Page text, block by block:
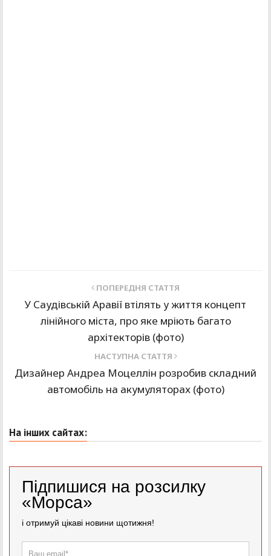
ПОПЕРЕДНЯ СТАТТЯ
У Саудівській Аравії втілять у життя концепт
лінійного міста, про яке мріють багато
архітекторів (фото)
НАСТУПНА СТАТТЯ
Дизайнер Андреа Моцеллін розробив складний
автомобіль на акумуляторах (фото)
На інших сайтах:
Підпишися на розсилку
«Морса»
і отримуй цікаві новини щотижня!